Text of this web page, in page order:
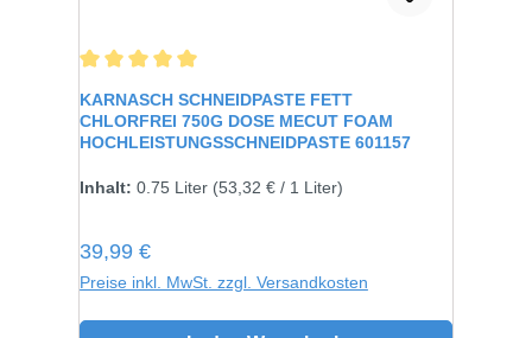
KARNASCH SCHNEIDPASTE FETT
CHLORFREI 750G DOSE MECUT FOAM
HOCHLEISTUNGSSCHNEIDPASTE 601157
Inhalt: 0.75 Liter (53,32 € / 1 Liter)
Regulärer Preis:
39,99 €
Preise inkl. MwSt. zzgl. Versandkosten